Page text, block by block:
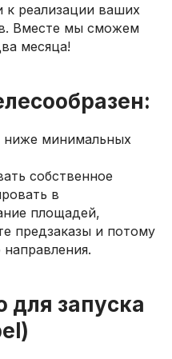
к реализации ваших
Вместе мы сможем
месяца!
минимальных
собственное
в
площадей,
предзаказы и потому
для запуска